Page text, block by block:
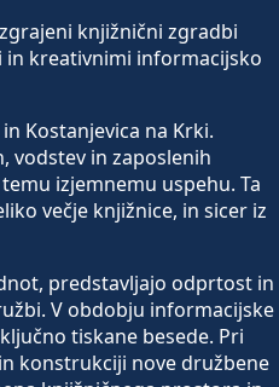
knjižnični zgradbi
kreativnimi informacijsko
Kostanjevica na Krki.
vodstev in zaposlenih
izjemnemu uspehu. Ta
večje knjižnice, in sicer iz
predstavljajo odprtost in
V obdobju informacijske
tiskane besede. Pri
konstrukciji nove družbene